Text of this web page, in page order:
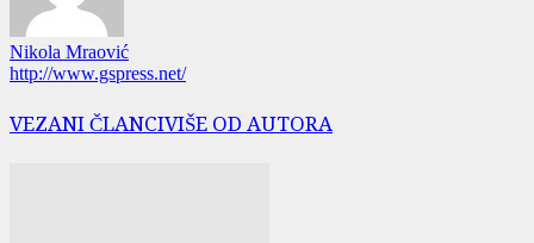
Nikola Mraović
http://www.gspress.net/
VEZANI ČLANCIVIŠE OD AUTORA